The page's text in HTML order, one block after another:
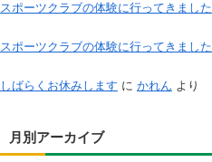
スポーツクラブの体験に行ってきました
スポーツクラブの体験に行ってきました
しばらくお休みします に かれん より
月別アーカイブ